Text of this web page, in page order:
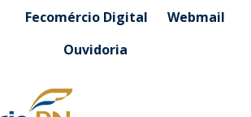
Fecomércio Digital
Webmail
Ouvidoria